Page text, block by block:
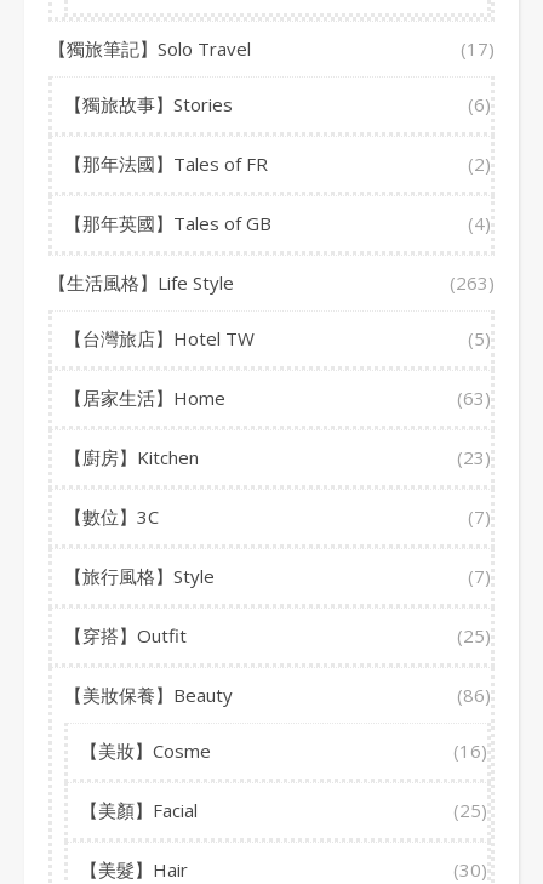
【獨旅筆記】Solo Travel (17)
【獨旅故事】Stories (6)
【那年法國】Tales of FR (2)
【那年英國】Tales of GB (4)
【生活風格】Life Style (263)
【台灣旅店】Hotel TW (5)
【居家生活】Home (63)
【廚房】Kitchen (23)
【數位】3C (7)
【旅行風格】Style (7)
【穿搭】Outfit (25)
【美妝保養】Beauty (86)
【美妝】Cosme (16)
【美顏】Facial (25)
【美髮】Hair (30)